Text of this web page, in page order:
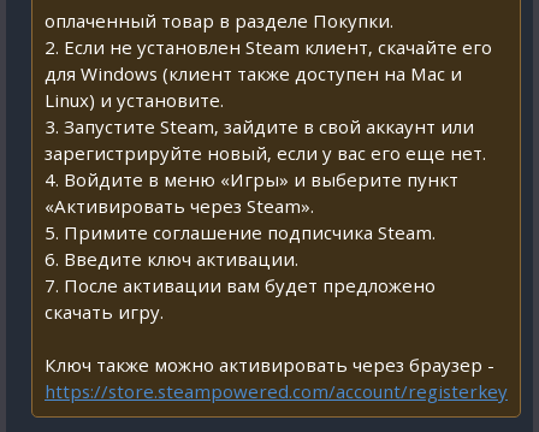
оплаченный товар в разделе Покупки.
2. Если не установлен Steam клиент, скачайте его
для Windows (клиент также доступен на Mac и
Linux) и установите.
3. Запустите Steam, зайдите в свой аккаунт или
зарегистрируйте новый, если у вас его еще нет.
4. Войдите в меню «Игры» и выберите пункт
«Активировать через Steam».
5. Примите соглашение подписчика Steam.
6. Введите ключ активации.
7. После активации вам будет предложено
скачать игру.
Ключ также можно активировать через браузер -
https://store.steampowered.com/account/registerkey